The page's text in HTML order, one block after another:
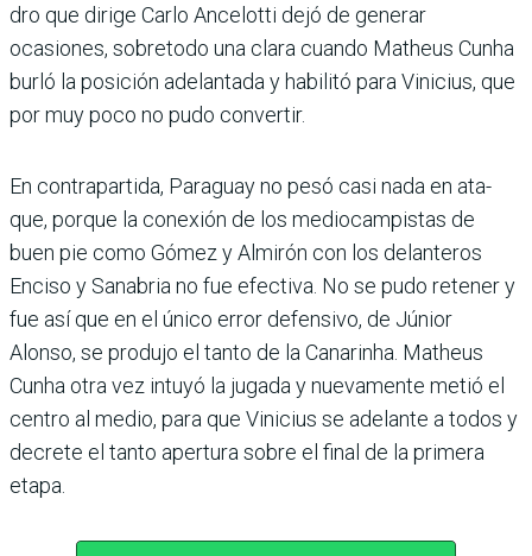
dro que dirige Carlo Ancelo­tti dejó de generar
ocasiones, sobretodo una clara cuando Matheus Cunha
burló la posi­ción adelantada y habilitó para Vinicius, que
por muy poco no pudo convertir.
En contrapartida, Paraguay no pesó casi nada en ata­
que, porque la conexión de los mediocampistas de
buen pie como Gómez y Almirón con los delanteros
Enciso y Sanabria no fue efectiva. No se pudo retener y
fue así que en el único error defen­sivo, de Júnior
Alonso, se produjo el tanto de la Cana­rinha. Matheus
Cunha otra vez intuyó la jugada y nue­vamente metió el
centro al medio, para que Vinicius se adelante a todos y
decrete el tanto apertura sobre el final de la primera
etapa.